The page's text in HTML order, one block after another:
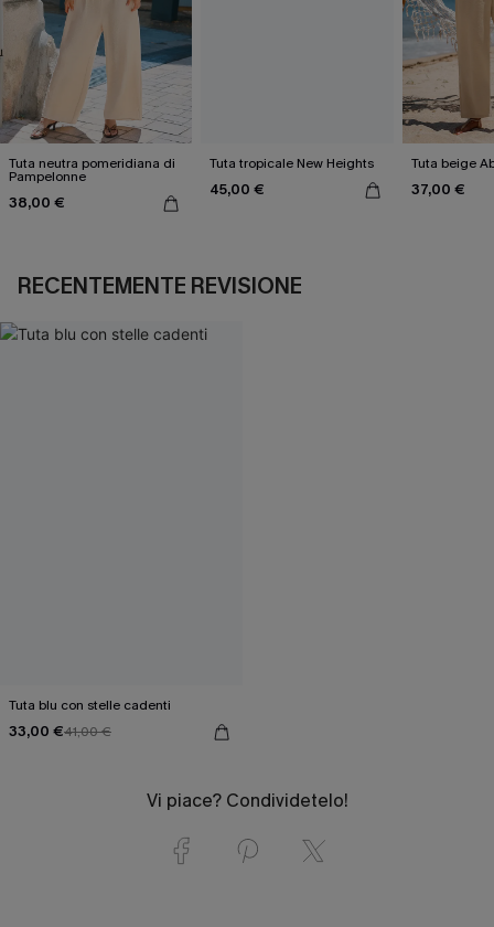
Tuta neutra pomeridiana di
Pampelonne
38,00 €
Tuta tropicale New Heights
45,00 €
Tuta beige
37,00 €
RECENTEMENTE REVISIONE
Tuta blu con stelle cadenti
33,00 €41,00 €
Vi piace? Condividetelo!